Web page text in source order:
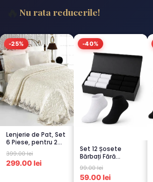
Nu rata reducerile!
-25%
Lenjerie de Pat, Set
6 Piese, pentru 2
persoana, CREM-
4...
399.00 lei
299.00 lei
-40%
Set 12 Șosete
Bărbați Fără
Cusături – 6 Albe +
6 Negre...
99.00 lei
59.00 lei